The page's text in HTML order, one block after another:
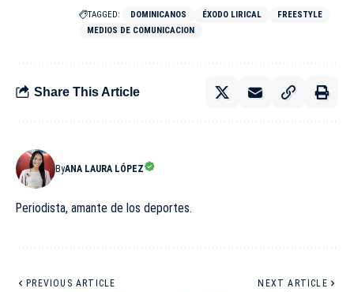
TAGGED: DOMINICANOS ÉXODO LIRICAL
FREESTYLE
MEDIOS DE COMUNICACION
Share This Article
ByANA LAURA LÓPEZ
Periodista, amante de los deportes.
PREVIOUS ARTICLE NEXT ARTICLE